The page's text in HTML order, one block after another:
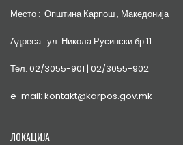
Место : Општина Карпош , Македонија
Адреса : ул. Никола Русински бр.11
Тел. 02/3055-901 | 02/3055-902
e-mail: kontakt@karpos.gov.mk
ЛОКАЦИЈА